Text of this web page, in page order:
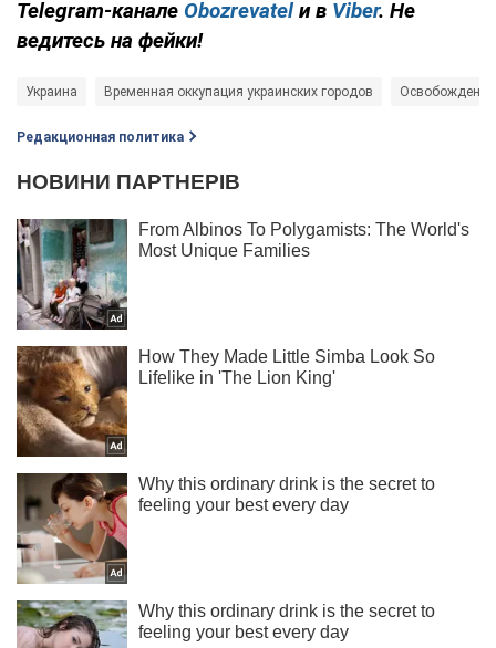
Telegram-канале Obozrevatelи в Viber. Не
ведитесь на фейки!
Украина Временная оккупация украинских городов
Редакционная политика